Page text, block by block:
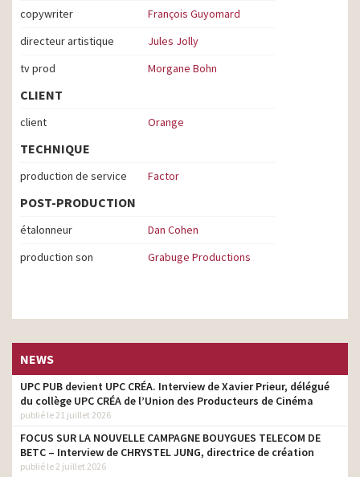
copywriter
François Guyomard
directeur artistique
Jules Jolly
tv prod
Morgane Bohn
CLIENT
client Orange
TECHNIQUE
production de service Factor
POST-PRODUCTION
étalonneur
Dan Cohen
production son
Grabuge Productions
NEWS
UPC PUB devient UPC CRÉA. Interview de Xavier Prieur, délégué
du collège UPC CRÉA de l’Union des Producteurs de Cinéma
publié le 21 juillet 2026
FOCUS SUR LA NOUVELLE CAMPAGNE BOUYGUES TELECOM DE
BETC – Interview de CHRYSTEL JUNG, directrice de création
publié le 2 juillet 2026